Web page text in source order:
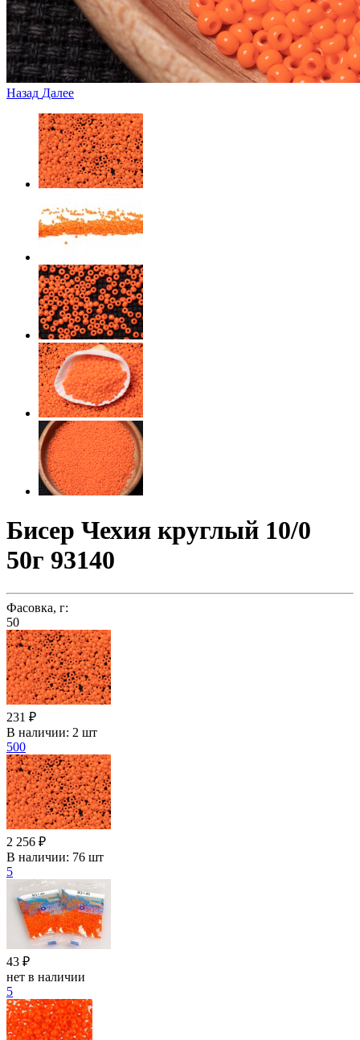
Назад Далее
Бисер Чехия круглый 10/0
50г 93140
Фасовка, г:
50
231 ₽
В наличии: 2 шт
500
2 256 ₽
В наличии: 76 шт
5
43 ₽
нет в наличии
5